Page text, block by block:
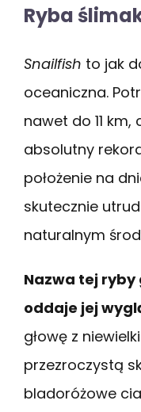
Ryba
Snailfish to jak
oceaniczna.
nawet do 11
absolutny
położenie na
skutecznie
naturalnym
Nazwa tej ryby
oddaje jej
głowę z
przezroczystą
bladoróżowe